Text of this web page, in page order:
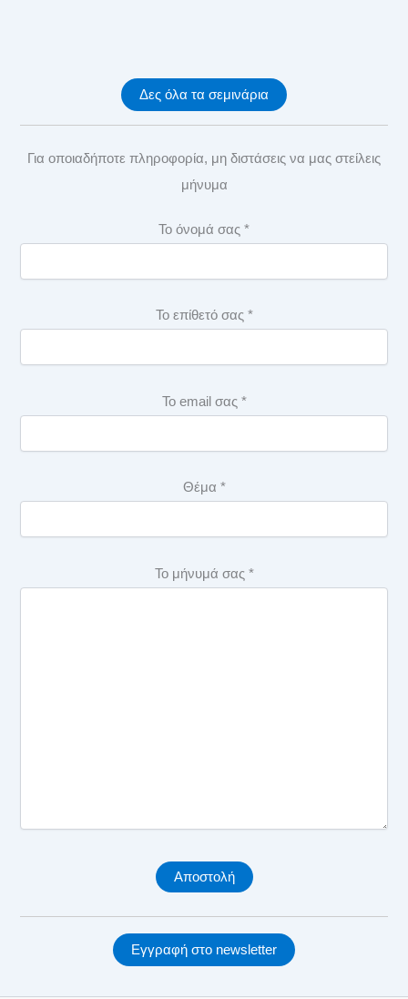
Δες όλα τα σεμινάρια
Για οποιαδήποτε πληροφορία, μη διστάσεις να μας στείλεις
μήνυμα
Το όνομά σας *
Το επίθετό σας *
Το email σας *
Θέμα *
Το μήνυμά σας *
Εγγραφή στο newsletter